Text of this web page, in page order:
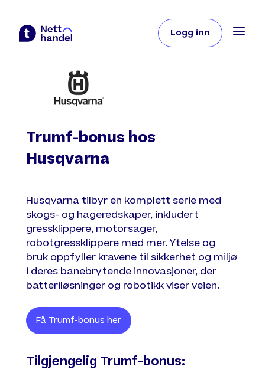
Logg inn
Trumf-bonus hos
Husqvarna
Husqvarna tilbyr en komplett serie med
skogs- og hageredskaper, inkludert
gressklippere, motorsager,
robotgressklippere med mer. Ytelse og
bruk oppfyller kravene til sikkerhet og miljø
i deres banebrytende innovasjoner, der
batteriløsninger og robotikk viser veien.
Få Trumf-bonus her
Tilgjengelig Trumf-bonus: